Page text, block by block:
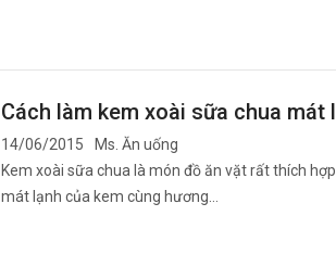
Cách làm kem xoài sữa chua mát
14/06/2015
Ms. Ăn uống
Kem xoài sữa chua là món đồ ăn vặt rất thích
mát lạnh của kem cùng hương…